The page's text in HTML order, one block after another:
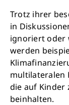
Trotz ihrer
in
ignoriert oder
werden
multilateralen
die auf Kinder
beinhalten.